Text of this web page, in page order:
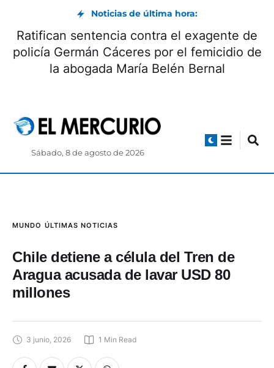
Noticias de última hora:
Ratifican sentencia contra el exagente de
policía Germán Cáceres por el femicidio de
la abogada María Belén Bernal
Sábado, 8 de agosto de 2026
MUNDO ÚLTIMAS NOTICIAS
Chile detiene a célula del Tren de
Aragua acusada de lavar USD 80
millones
3 junio, 2026 1 Min Read